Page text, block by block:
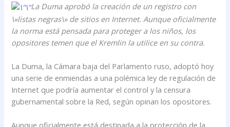
La Duma aprobó la creación de un registro con
\»listas negras\» de sitios en Internet. Aunque oficialmente
la norma está pensada para proteger a los niños, los
opositores temen que el Kremlin la utilice en su contra.
La Duma, la Cámara baja del Parlamento ruso, adoptó hoy
una serie de enmiendas a una polémica ley de regulación de
Internet que podría aumentar el control y la censura
gubernamental sobre la Red, según opinan los opositores.